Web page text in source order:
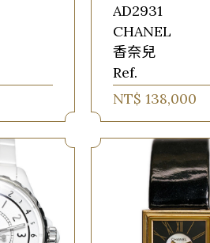
AD2931
CHANEL
香奈兒
Ref.
NT$ 138,000